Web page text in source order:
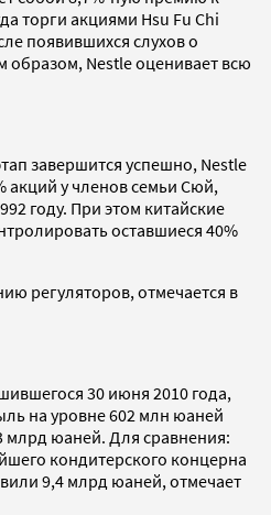
торги акциями Hsu Fu Chi
появившихся слухов о
образом, Nestle оценивает всю
завершится успешно, Nestle
акций у членов семьи Сюй,
году. При этом китайские
оставшиеся 40%
регуляторов, отмечается в
30 июня 2010 года,
на уровне 602 млн юаней
млрд юаней. Для сравнения:
кондитерского концерна
9,4 млрд юаней, отмечает